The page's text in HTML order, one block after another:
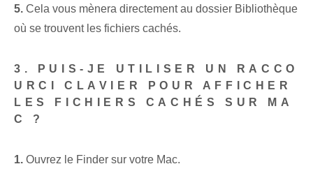
5. Cela vous mènera directement au dossier Bibliothèque
où se trouvent les fichiers cachés.
3. PUIS-JE UTILISER UN RACCO
URCI CLAVIER POUR AFFICHER
LES FICHIERS CACHÉS SUR MA
C ?
1. Ouvrez le Finder sur votre Mac.